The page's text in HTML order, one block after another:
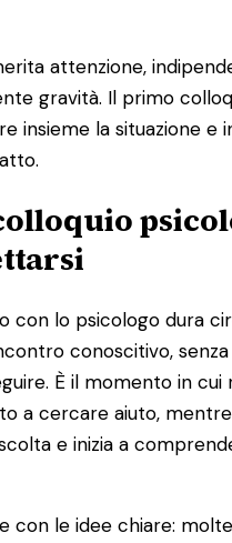
attenzione,
gravità. Il primo
insieme la situazione e
con lo psicologo dura
conoscitivo,
È il momento in cui
a cercare aiuto,
e inizia a
con le idee chiare: